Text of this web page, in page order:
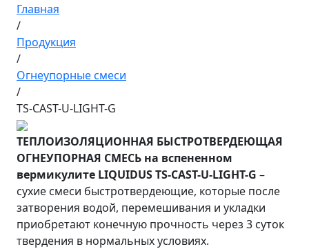
Главная
/
Продукция
/
Огнеупорные смеси
/
TS-CAST-U-LIGHT-G
ТЕПЛОИЗОЛЯЦИОННАЯ БЫСТРОТВЕРДЕЮЩАЯ
ОГНЕУПОРНАЯ СМЕСЬ на вспененном
вермикулите LIQUIDUS TS-CAST-U-LIGHT-G –
сухие смеси быстротвердеющие, которые после
затворения водой, перемешивания и укладки
приобретают конечную прочность через 3 суток
твердения в нормальных условиях.